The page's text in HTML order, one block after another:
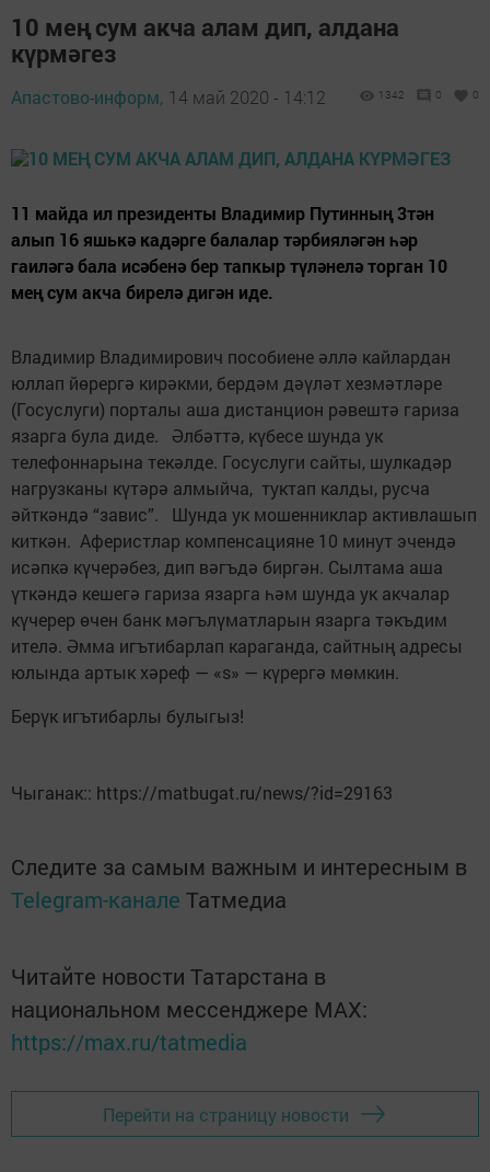
10 мең сум акча алам дип, алдана
күрмәгез
Апастово-информ, 14 май 2020 - 14:12 1342 0 0
11 майда ил президенты Владимир Путинның 3тән
алып 16 яшькә кадәрге балалар тәрбияләгән һәр
гаиләгә бала исәбенә бер тапкыр түләнелә торган 10
мең сум акча бирелә дигән иде.
Владимир Владимирович пособиене әллә кайлардан
юллап йөрергә кирәкми, бердәм дәүләт хезмәтләре
(Госуслуги) порталы аша дистанцион рәвештә гариза
язарга була диде. Әлбәттә, күбесе шунда ук
телефоннарына текәлде. Госуслуги сайты, шулкадәр
нагрузканы күтәрә алмыйча, туктап калды, русча
әйткәндә “завис”. Шунда ук мошенниклар активлашып
киткән. Аферистлар компенсацияне 10 минут эчендә
исәпкә күчерәбез, дип вәгъдә биргән. Сылтама аша
үткәндә кешегә гариза язарга һәм шунда ук акчалар
күчерер өчен банк мәгълүматларын язарга тәкъдим
ителә. Әмма игътибарлап караганда, сайтның адресы
юлында артык хәреф — «s» — күрергә мөмкин.
Берүк игътибарлы булыгыз!
Чыганак:: https://matbugat.ru/news/?id=29163
Следите за самым важным и интересным в
Telegram-канале Татмедиа
Читайте новости Татарстана в
национальном мессенджере MАХ:
https://max.ru/tatmedia
Перейти на страницу новости